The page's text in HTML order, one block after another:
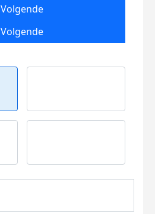
Volgende
Volgende